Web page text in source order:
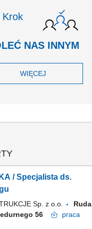
Krok
NAS INNYM
WIĘCEJ
/ Specjalista ds.
Sp. z o.o.
Ruda
56
praca